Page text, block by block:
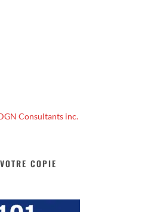
Consultants inc.
COPIE